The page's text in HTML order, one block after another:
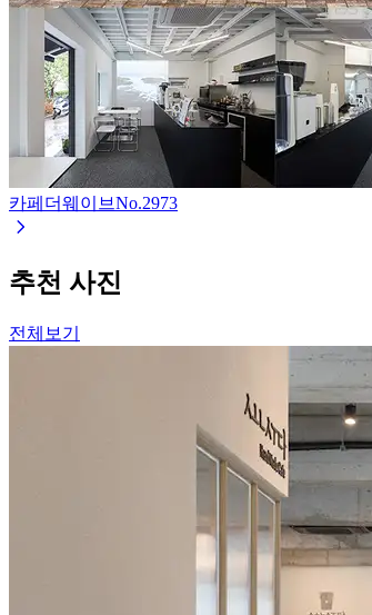
카페더웨이브No.2973
추천 사진
전체보기